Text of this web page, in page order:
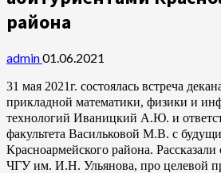
района
admin01.06.2021
31 мая 2021г. состоялась встреча
прикладной математики, физики и
технологий Иваницкий А.Ю. и
факультета Васильковой М.В. с
Красноармейского района.
ЧГУ им. И.Н. Ульянова, про целевой